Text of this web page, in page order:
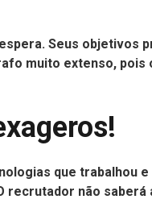
Seus objetivos
muito extenso,
que trabalhou
não saberá